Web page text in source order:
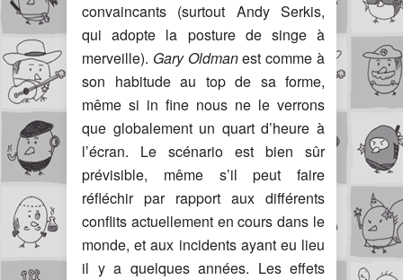
convaincants (surtout Andy Serkis,
qui adopte la posture de singe à
merveille). Gary Oldmanest comme à
son habitude au top de sa forme,
même si in fine nous ne le verrons
que globalement un quart d’heure à
l’écran. Le scénario est bien sûr
prévisible, même s’il peut faire
réfléchir par rapport aux différents
conflits actuellement en cours dans le
monde, et aux incidents ayant eu lieu
il y a quelques années. Les effets